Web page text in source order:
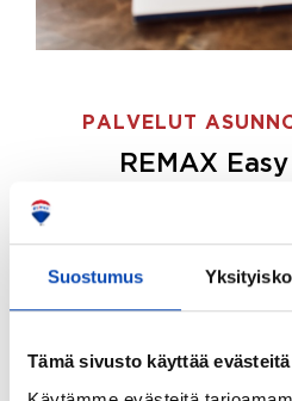
Suostumus
Tämä sivusto käyttää evästeitä
PALVELUT
REMAX
ostajille.
Tee